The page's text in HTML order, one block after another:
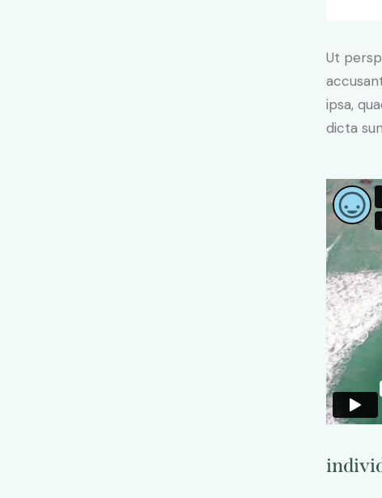
Ut
ipsa,
dicta